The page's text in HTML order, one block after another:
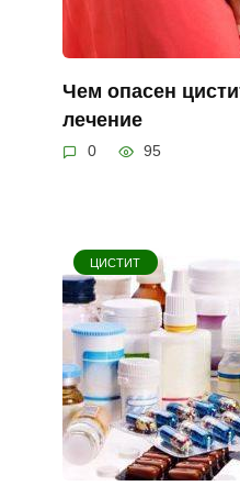
Чем опасен
лечение
0 95
ЦИСТИТ